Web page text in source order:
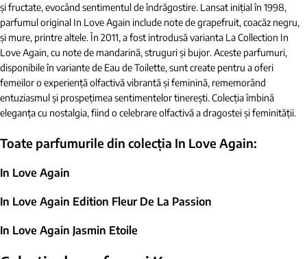
și fructate, evocând sentimentul de îndrăgostire. Lansat inițial în 1998,
parfumul original In Love Again include note de grapefruit, coacăz negru,
și mure, printre altele. În 2011, a fost introdusă varianta La Collection In
Love Again, cu note de mandarină, struguri și bujor. Aceste parfumuri,
disponibile în variante de Eau de Toilette, sunt create pentru a oferi
femeilor o experiență olfactivă vibrantă și feminină, rememorând
entuziasmul și prospețimea sentimentelor tinerești. Colecția îmbină
eleganța cu nostalgia, fiind o celebrare olfactivă a dragostei și feminității.
Toate parfumurile din colecția In Love Again:
In Love Again
In Love Again Edition Fleur De La Passion
In Love Again Jasmin Etoile